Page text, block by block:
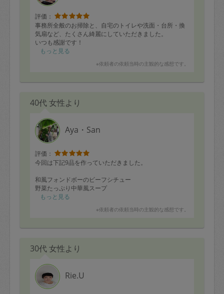
評価：
事務所全般のお掃除と、自宅のトイレや洗面・台所・換
気扇など、たくさん綺麗にしていただきました。
いつも感謝です！
もっと見る
※依頼者の依頼当時の主観的な感想です。
40代 女性より
Aya・San
評価：
今回は下記9品を作っていただきました。
和風フォンドボーのビーフシチュー
野菜たっぷり中華風スープ
スコーン
ガレット
ほうれん草のお浸し
アボガドのサラダ、あっという間に無くなってしまいま
した。他のお料理もこれからいただくのが楽しみです。
もっと見る
※依頼者の依頼当時の主観的な感想です。
30代 女性より
Rie.U